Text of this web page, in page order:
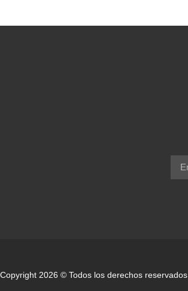
Copyright 2026 © Todos los derechos reservados